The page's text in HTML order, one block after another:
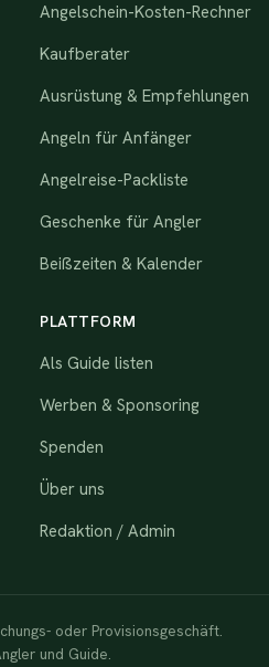
Angelschein-Kosten-Rechner
Kaufberater
Ausrüstung & Empfehlungen
Angeln für Anfänger
Angelreise-Packliste
Geschenke für Angler
Beißzeiten & Kalender
PLATTFORM
Als Guide listen
Werben & Sponsoring
Spenden
Über uns
Redaktion / Admin
oder Provisionsgeschäft.
und Guide.